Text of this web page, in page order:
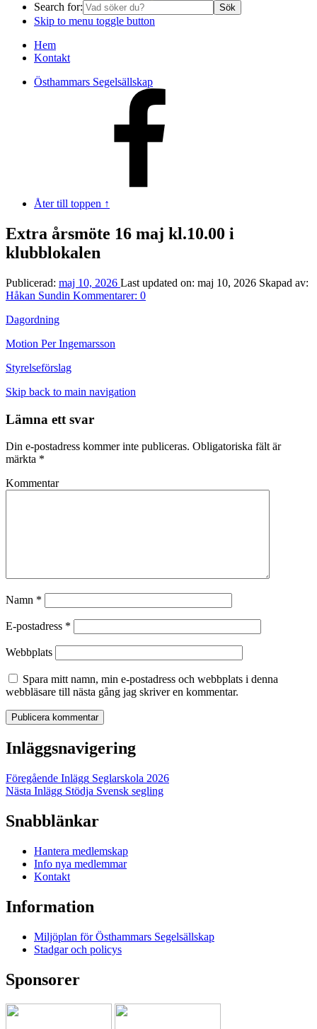
Search for:
Skip to menu toggle button
Hem
Kontakt
Östhammars Segelsällskap
Åter till toppen ↑
Extra årsmöte 16 maj kl.10.00 i
klubblokalen
Publicerad: maj 10, 2026 Last updated on: maj 10, 2026 Skapad av:
Håkan Sundin Kommentarer: 0
Dagordning
Motion Per Ingemarsson
Styrelseförslag
Skip back to main navigation
Lämna ett svar
Din e-postadress kommer inte publiceras. Obligatoriska fält är
märkta *
Kommentar
Namn *
E-postadress *
Webbplats
Spara mitt namn, min e-postadress och webbplats i denna
webbläsare till nästa gång jag skriver en kommentar.
Inläggsnavigering
Föregående Inlägg Seglarskola 2026
Nästa Inlägg Stödja Svensk segling
Snabblänkar
Hantera medlemskap
Info nya medlemmar
Kontakt
Information
Miljöplan för Östhammars Segelsällskap
Stadgar och policys
Sponsorer